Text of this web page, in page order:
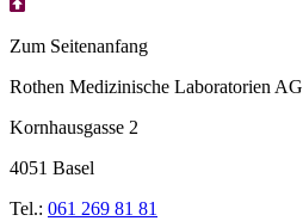
Zum Seitenanfang
Rothen Medizinische Laboratorien AG
Kornhausgasse 2
4051 Basel
Tel.: 061 269 81 81